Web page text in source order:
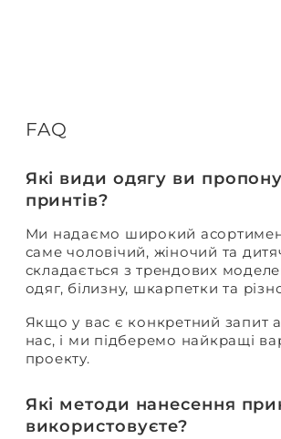
FAQ
Які види одягу ви
принтів?
Ми надаємо широкий асортимент
саме чоловічий, жіночий та
складається з трендових
одяг, білизну, шкарпетки та
Якщо у вас є конкретний запит
нас, і ми підберемо найкращі
проекту.
Які методи нанесення
використовуєте?